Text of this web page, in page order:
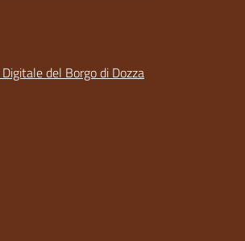
del Borgo di Dozza